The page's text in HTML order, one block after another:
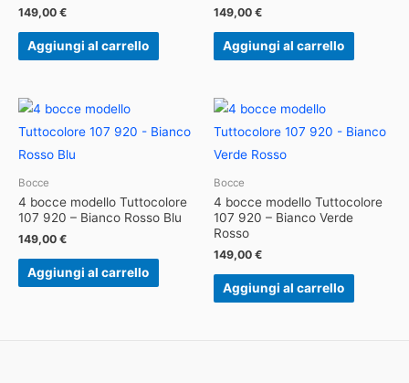
149,00 €
Aggiungi al carrello
149,00 €
Aggiungi al carrello
Bocce
4 bocce modello Tuttocolore
107 920 – Bianco Rosso Blu
149,00 €
Aggiungi al carrello
Bocce
4 bocce modello Tuttocolore
107 920 – Bianco Verde
Rosso
149,00 €
Aggiungi al carrello